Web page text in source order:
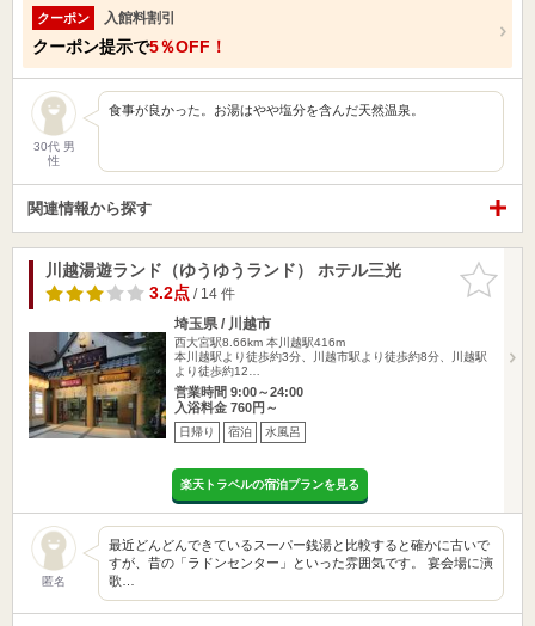
クーポン 入館料割引
クーポン提示で5％OFF！
30代 男
性
食事が良かった。お湯はやや塩分を含んだ天然温泉。
関連情報から探す
お気に入
りに追加
川越湯遊ランド（ゆうゆうランド） ホテル三光
3.2点/ 14 件
埼玉県 / 川越市
西大宮駅8.66km 本川越駅416m
本川越駅より徒歩約3分、川越市駅より徒歩約8分、川越駅
より徒歩約12…
営業時間 9:00～24:00
入浴料金 760円～
日帰り 宿泊 水風呂
楽天トラベルの宿泊プランを見る
匿名
最近どんどんできているスーパー銭湯と比較すると確かに古いで
すが、昔の「ラドンセンター」といった雰囲気です。 宴会場に演
歌…